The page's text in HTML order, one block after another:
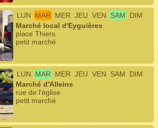
LUN MAR MER JEU VEN SAM
DIM
Marché local d'Eyguières
place Thiers
petit marché
LUN MAR MER JEU VEN SAM
DIM
Marché d'Alleins
rue de l'église
petit marché